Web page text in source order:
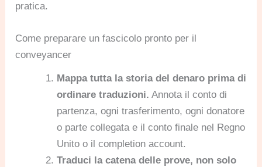
pratica.
Come preparare un fascicolo pronto per il
conveyancer
Mappa tutta la storia del denaro prima di
ordinare traduzioni. Annota il conto di
partenza, ogni trasferimento, ogni donatore
o parte collegata e il conto finale nel Regno
Unito o il completion account.
Traduci la catena delle prove, non solo